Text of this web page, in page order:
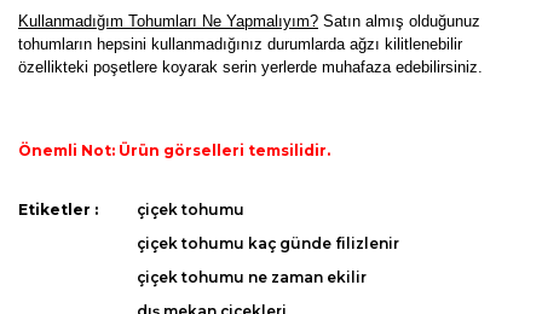
Kullanmadığım Tohumları Ne Yapmalıyım? Satın almış olduğunuz
tohumların hepsini kullanmadığınız durumlarda ağzı kilitlenebilir
özellikteki poşetlere koyarak serin yerlerde muhafaza edebilirsiniz.
Önemli Not: Ürün görselleri temsilidir.
Bu ürüne ilk yorumu siz yapın!
Bu ürünün fiyat bilgisi, resim, ürün açıklamalarında ve diğer
kullanarak tarafımıza iletebilirsiniz.
Görüş ve önerileriniz için teşekkür ederiz.
Etiketler :
çiçek tohumu
çiçek tohumu kaç günde filizlenir
çiçek tohumu ne zaman ekilir